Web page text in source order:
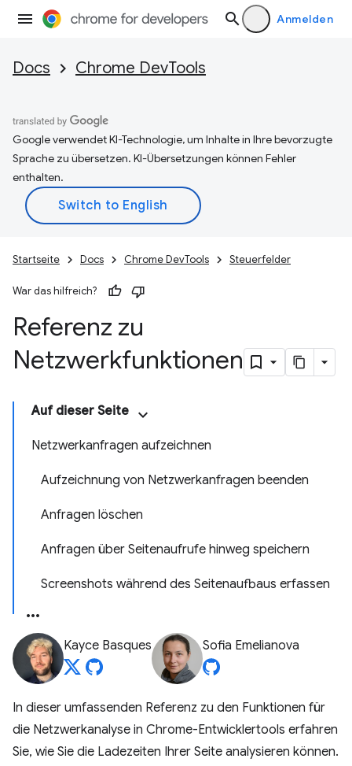
Anmelden
Docs Chrome DevTools
Google verwendet KI-Technologie, um Inhalte in Ihre bevorzugte
Sprache zu übersetzen. KI-Übersetzungen können Fehler
enthalten.
Startseite Docs Chrome DevTools Steuerfelder
War das hilfreich?
Referenz zu
Netzwerkfunktionen
Auf dieser Seite
Netzwerkanfragen aufzeichnen
Aufzeichnung von Netzwerkanfragen beenden
Anfragen löschen
Anfragen über Seitenaufrufe hinweg speichern
Screenshots während des Seitenaufbaus erfassen
Kayce Basques Sofia Emelianova
In dieser umfassenden Referenz zu den Funktionen für
die Netzwerkanalyse in Chrome-Entwicklertools erfahren
Sie, wie Sie die Ladezeiten Ihrer Seite analysieren können.